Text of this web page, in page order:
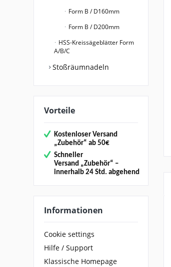
Form B / D160mm
Form B / D200mm
HSS-Kreissägeblätter Form
A/B/C
Stoßräumnadeln
Vorteile
Kostenloser Versand
„Zubehör“ ab 50€
Schneller
Versand „Zubehör“ –
innerhalb 24 Std. abgehend
Informationen
Cookie settings
Hilfe / Support
Klassische Homepage